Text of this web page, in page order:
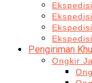
Pengiriman
Ongkir